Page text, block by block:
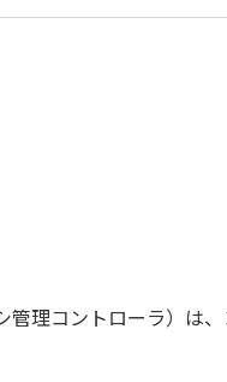
理コントローラ）は